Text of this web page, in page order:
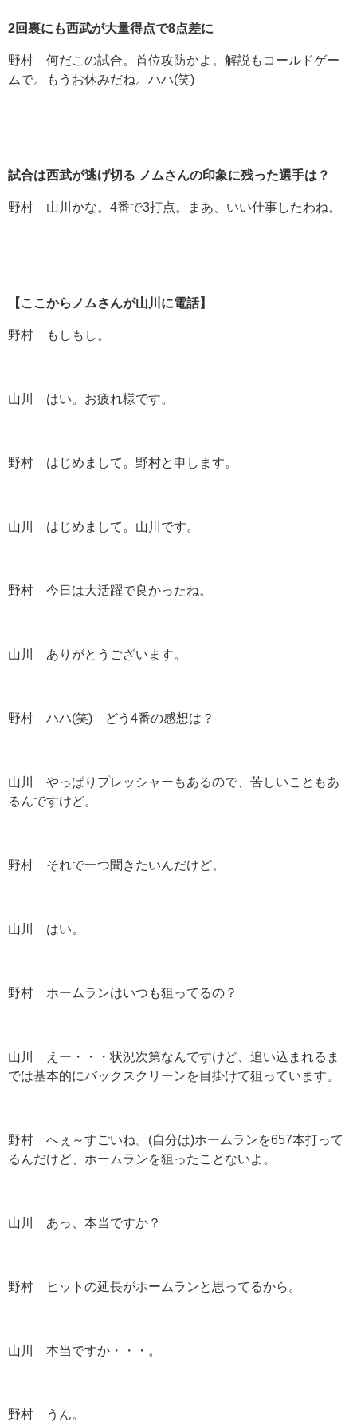
2 回裏にも西武が大量得点で8点差に
野村 何だこの試合。首位攻防かよ。解説もコールドゲー
ムで。もうお休みだね。ハハ(笑)
試合は西武が逃げ切る ノムさんの印象に残った選手は？
野村 山川かな。4番で3打点。まあ、いい仕事したわね。
【ここからノムさんが山川に電話】
野村 もしもし。
山川 はい。お疲れ様です。
野村 はじめまして。野村と申します。
山川 はじめまして。山川です。
野村 今日は大活躍で良かったね。
山川 ありがとうございます。
野村 ハハ(笑) どう4番の感想は？
山川 やっぱりプレッシャーもあるので、苦しいこともあ
るんですけど。
野村 それで一つ聞きたいんだけど。
山川 はい。
野村 ホームランはいつも狙ってるの？
山川 えー・・・状況次第なんですけど、追い込まれるま
では基本的にバックスクリーンを目掛けて狙っています。
野村 へぇ～すごいね。(自分は)ホームランを657本打って
るんだけど、ホームランを狙ったことないよ。
山川 あっ、本当ですか？
野村 ヒットの延長がホームランと思ってるから。
山川 本当ですか・・・。
野村 うん。